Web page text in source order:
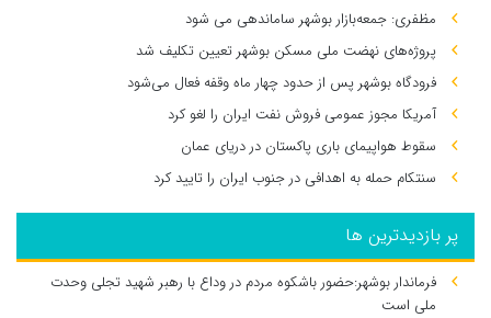
مظفری: جمعه‌بازار بوشهر ساماندهی می‌ شود
پروژه‌های نهضت ملی مسکن بوشهر تعیین تکلیف شد
فرودگاه بوشهر پس از حدود چهار ماه وقفه فعال می‌شود
آمریکا مجوز عمومی فروش نفت ایران را لغو کرد
سقوط هواپیمای باری پاکستان در دریای عمان
سنتکام حمله به اهدافی در جنوب ایران را تایید کرد
پر بازدیدترین ها
فرماندار بوشهر:حضور باشکوه مردم در وداع با رهبر شهید تجلی وحدت
ملی است